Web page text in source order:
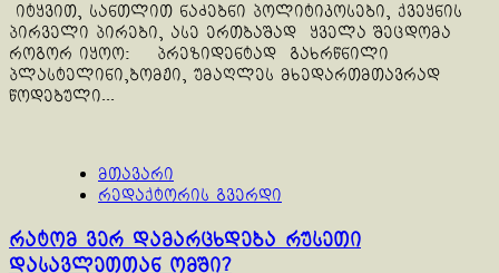
იტყვით, სანთლით ნაძებნი პოლიტიკოსები, ქვეყნის
პირველი პირები, ასე ერთბაშად ყველა შეცდომა
როგორ იყოო: პრეზიდენტად გახრწნილი
პლასტელინი,ბომჟი, უმაღლეს მხედართმთავრად
წოდებული...
მთავარი
რედაქტორის გვერდი
რატომ ვერ დამარცხდება რუსეთი
დასავლეთთან ომში?